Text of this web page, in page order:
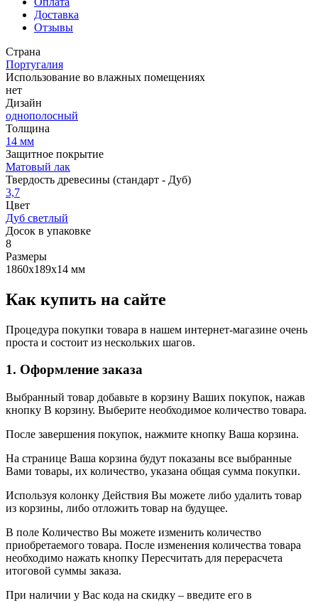
Доставка
Отзывы
Страна
Португалия
Использование во влажных помещениях
нет
Дизайн
однополосный
Толщина
14 мм
Защитное покрытие
Матовый лак
Твердость древесины (стандарт - Дуб)
3,7
Цвет
Дуб светлый
Досок в упаковке
8
Размеры
1860х189х14 мм
Как купить на сайте
Процедура покупки товара в нашем интернет-магазине очень
проста и состоит из нескольких шагов.
1. Оформление заказа
Выбранный товар добавьте в корзину Ваших покупок, нажав
кнопку В корзину. Выберите необходимое количество товара.
После завершения покупок, нажмите кнопку Ваша корзина.
На странице Ваша корзина будут показаны все выбранные
Вами товары, их количество, указана общая сумма покупки.
Используя колонку Действия Вы можете либо удалить товар
из корзины, либо отложить товар на будущее.
В поле Количество Вы можете изменить количество
приобретаемого товара. После изменения количества товара
необходимо нажать кнопку Пересчитать для перерасчета
итоговой суммы заказа.
При наличии у Вас кода на скидку – введите его в